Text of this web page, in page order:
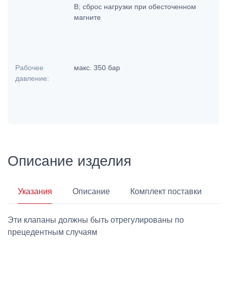
В; сброс нагрузки при обесточенном
магните
Рабочее
давление:
макс. 350 бар
Описание изделия
Указания Описание Комплект поставки
Эти клапаны должны быть отрегулированы по
прецедентным случаям